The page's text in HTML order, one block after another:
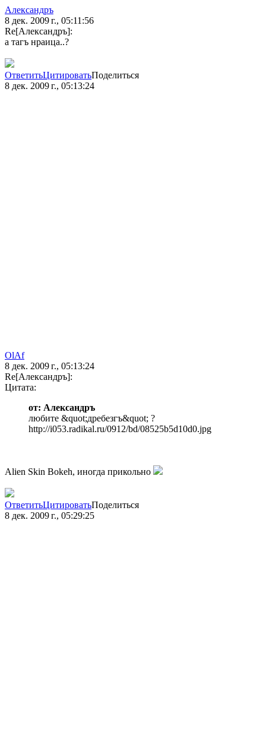
Александръ
8 дек. 2009 г., 05:11:56
Re[Александръ]:
а тагъ нраица..?
ОтветитьЦитироватьПоделиться
8 дек. 2009 г., 05:13:24
OlAf
8 дек. 2009 г., 05:13:24
Re[Александръ]:
Цитата:
от: Александръ
любите &quot;дребезгъ&quot; ?
http://i053.radikal.ru/0912/bd/08525b5d10d0.jpg
Alien Skin Bokeh, иногда прикольно
ОтветитьЦитироватьПоделиться
8 дек. 2009 г., 05:29:25